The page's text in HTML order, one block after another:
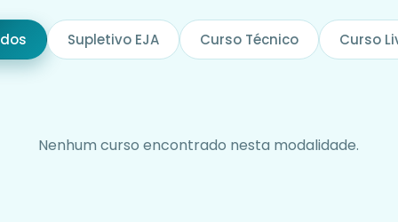
Supletivo EJA Curso Técnico Curso
Nenhum curso encontrado nesta modalidade.